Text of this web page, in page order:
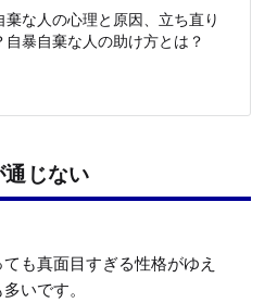
棄な人の心理と原因、立ち直り
自暴自棄な人の助け方とは？
じない
も真面目すぎる性格がゆえ
いです。